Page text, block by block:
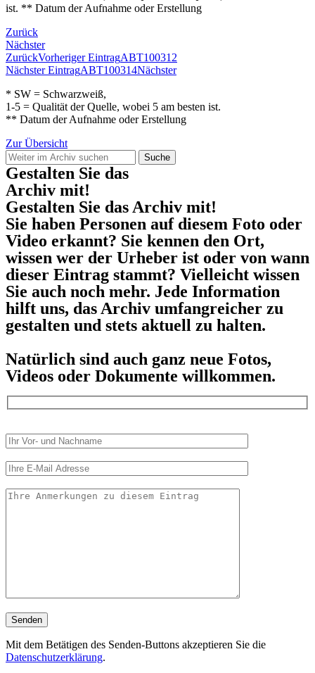
ist. ** Datum der Aufnahme oder Erstellung
Zurück
Nächster
ZurückVorheriger EintragABT100312
Nächster EintragABT100314Nächster
* SW = Schwarzweiß,
1-5 = Qualität der Quelle, wobei 5 am besten ist.
** Datum der Aufnahme oder Erstellung
Zur Übersicht
Suche
Gestalten Sie das
Archiv mit!
Gestalten Sie das Archiv mit!
Sie haben Personen auf diesem Foto oder
Video erkannt? Sie kennen den Ort,
wissen wer der Urheber ist oder von wann
dieser Eintrag stammt? Vielleicht wissen
Sie auch noch mehr. Jede Information
hilft uns, das Archiv umfangreicher zu
gestalten und stets aktuell zu halten.
Natürlich sind auch ganz neue Fotos,
Videos oder Dokumente willkommen.
Mit dem Betätigen des Senden-Buttons akzeptieren Sie die
Datenschutzerklärung.